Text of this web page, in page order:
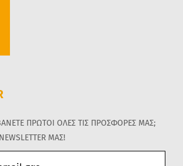
ΠΡΩΤΟΙ ΟΛΕΣ ΤΙΣ ΠΡΟΣΦΟΡΕΣ ΜΑΣ;
ΜΑΣ!